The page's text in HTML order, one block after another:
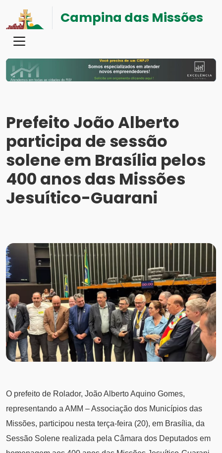
Campina das Missões
Prefeito João Alberto
participa de sessão
solene em Brasília pelos
400 anos das Missões
Jesuítico-Guarani
O prefeito de Rolador, João Alberto Aquino Gomes,
representando a AMM – Associação dos Municípios das
Missões, participou nesta terça-feira (20), em Brasília, da
Sessão Solene realizada pela Câmara dos Deputados em